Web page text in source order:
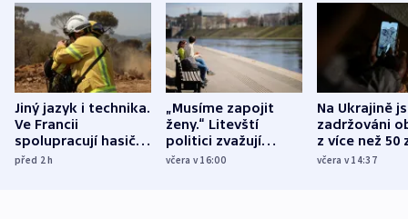
Jiný jazyk i technika.
Ve Francii
spolupracují hasiči z
různých zemí
před 2h
„Musíme zapojit
ženy.“ Litevští
politici zvažují
dohodu o
včera v 16:00
Na Ukrajině
zadržováni
z více než 50
Bojovali na
včera v 14:37